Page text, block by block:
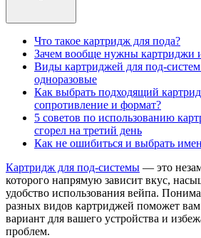
Что такое картридж для пода?
Зачем вообще нужны картриджи
Виды картриджей для под-
одноразовые
Как выбрать подходящий
сопротивление и формат?
5 советов по использованию
сгорел на третий день
Как не ошибиться и выбрать
Картридж для под-системы — это
которого напрямую зависит вкус,
удобство использования вейпа.
разных видов картриджей поможет
вариант для вашего устройства и
проблем.